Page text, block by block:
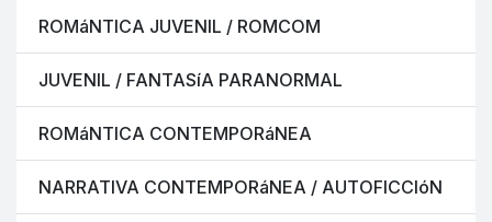
ROMáNTICA JUVENIL / ROMCOM
JUVENIL / FANTASíA PARANORMAL
ROMáNTICA CONTEMPORáNEA
NARRATIVA CONTEMPORáNEA / AUTOFICCIóN